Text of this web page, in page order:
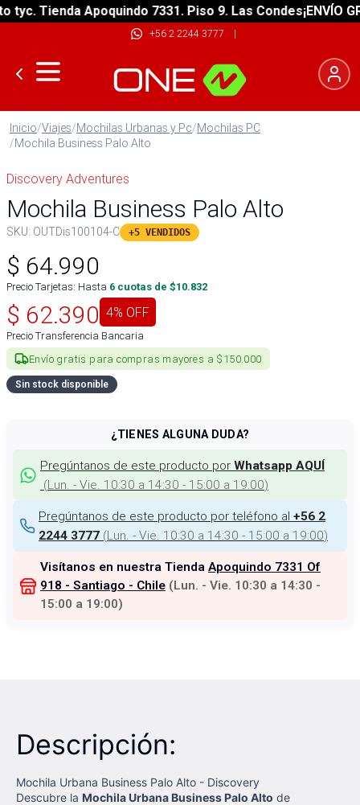
Tienda Apoquindo 7331. Piso 9. Las Condes¡ENVÍO
+56 2 2244 3777 |
Inicio/Viajes/Mochilas Urbanas y Pc/Mochilas PC
/Mochila Business Palo Alto
Discovery Adventures
Mochila Business Palo Alto
SKU: OUTDis100104-C +5 VENDIDOS
$ 64.990
Precio Tarjetas: Hasta 6 cuotas de $10.832
$ 62.390 4% OFF
Precio Transferencia Bancaria
Envío gratis para compras mayores a $150.000
Sin stock disponible
¿TIENES ALGUNA DUDA?
Pregúntanos de este producto por Whatsapp AQUÍ
(Lun. - Vie. 10:30 a 14:30 - 15:00 a 19:00)
Pregúntanos de este producto por teléfono al +56 2
2244 3777 (Lun. - Vie. 10:30 a 14:30 - 15:00 a 19:00)
Visítanos en nuestra Tienda Apoquindo 7331 Of
918 - Santiago - Chile (Lun. - Vie. 10:30 a 14:30 -
15:00 a 19:00)
Descripción:
Mochila Urbana Business Palo Alto - Discovery
Descubre la Mochila Urbana Business Palo Alto de